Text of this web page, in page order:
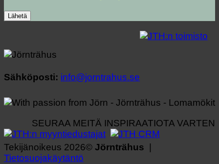
Sähköposti: info@jorntrahus.se
SEURAA MEITÄ INSPIRAATIOTA VARTEN
Tekijänoikeus 2026© Jörnträhus
Tietosuojakäytäntö